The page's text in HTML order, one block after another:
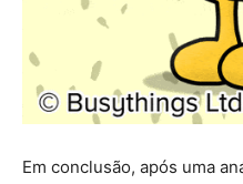
Em conclusão, após uma